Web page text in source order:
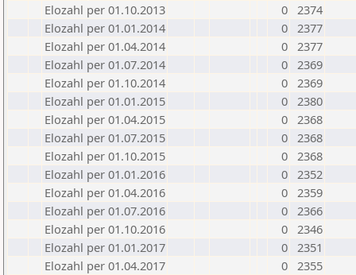
Elozahl per 01.10.2013
0 2374
Elozahl per 01.01.2014
0 2377
Elozahl per 01.04.2014
0 2377
Elozahl per 01.07.2014
0 2369
Elozahl per 01.10.2014
0 2369
Elozahl per 01.01.2015
0 2380
Elozahl per 01.04.2015
0 2368
Elozahl per 01.07.2015
0 2368
Elozahl per 01.10.2015
0 2368
Elozahl per 01.01.2016
0 2352
Elozahl per 01.04.2016
0 2359
Elozahl per 01.07.2016
0 2366
Elozahl per 01.10.2016
0 2346
Elozahl per 01.01.2017
0 2351
Elozahl per 01.04.2017
0 2355